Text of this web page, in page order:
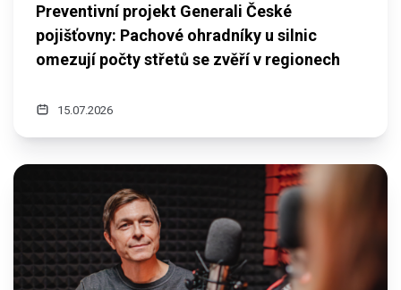
Preventivní projekt Generali České
pojišťovny: Pachové ohradníky u silnic
omezují počty střetů se zvěří v regionech
15.07.2026